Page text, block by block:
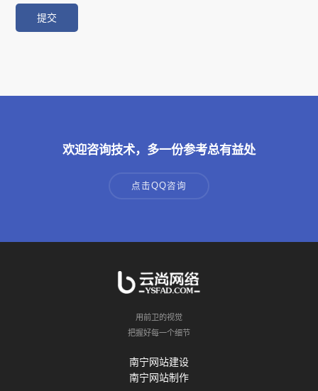
欢迎咨询技术，多一份参考总有益处
点击QQ咨询
用前卫的视觉
把握好每一个细节
南宁网站建设
南宁网站制作